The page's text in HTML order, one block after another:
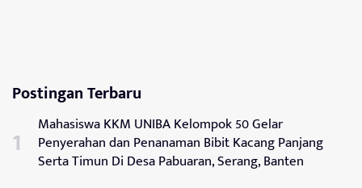
Postingan Terbaru
Mahasiswa KKM UNIBA Kelompok 50 Gelar
Penyerahan dan Penanaman Bibit Kacang Panjang
Serta Timun Di Desa Pabuaran, Serang, Banten